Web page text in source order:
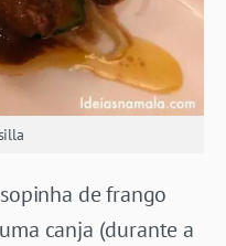
de frango
canja (durante a